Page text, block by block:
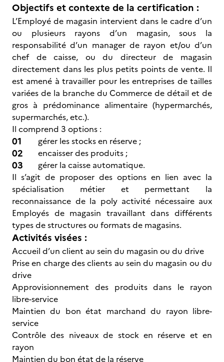
Objectifs et contexte de la certification :
L’Employé de magasin intervient dans le cadre d’un
ou plusieurs rayons d’un magasin, sous la
responsabilité d’un manager de rayon et/ou d’un
chef de caisse, ou du directeur de magasin
directement dans les plus petits points de vente. Il
est amené à travailler pour les entreprises de tailles
variées de la branche du Commerce de détail et de
gros à prédominance alimentaire (hypermarchés,
supermarchés, etc.).
Il comprend 3 options :
gérer les stocks en réserve ;
encaisser des produits ;
gérer la caisse automatique.
Il s’agit de proposer des options en lien avec la
spécialisation métier et permettant la
reconnaissance de la poly activité nécessaire aux
Employés de magasin travaillant dans différents
types de structures ou formats de magasins.
Activités visées :
Accueil d’un client au sein du magasin ou du drive
Prise en charge des clients au sein du magasin ou du
drive
Approvisionnement des produits dans le rayon
libre-service
Maintien du bon état marchand du rayon libre-
service
Contrôle des niveaux de stock en réserve et en
rayon
Maintien du bon état de la réserve